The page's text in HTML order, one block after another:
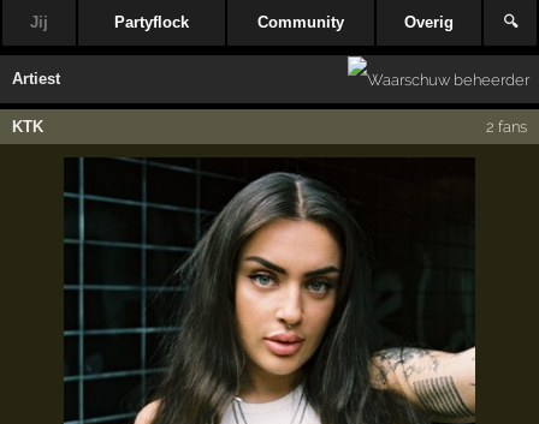
Jij Partyflock Community Overig 🔍
Artiest
KTK 2 fans